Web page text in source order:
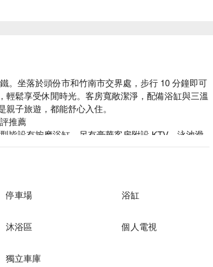
。坐落於頭份市和竹南市交界處，步行 10 分鐘即可
輕鬆享受休閒時光。客房寬敞潔淨，配備浴缸與三溫
子旅遊，都能舒心入住。
推薦
皆設有按摩浴缸，另有豪華客房附設 KTV、泳池滑
。
精品汽車旅館住宿方案、亞曼尼 Spa 精品汽車旅
停車場 浴缸
沐浴區 個人電視
獨立車庫